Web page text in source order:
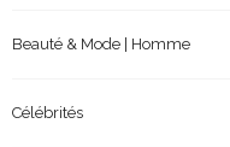
Beauté & Mode | Homme
Célébrités